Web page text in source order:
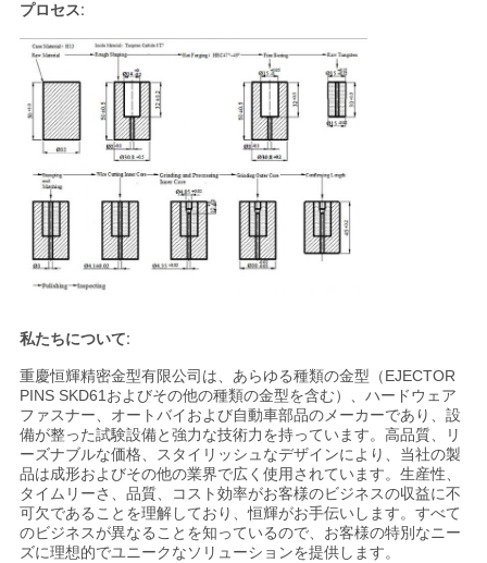
バ
シ
ー
リ
プロセス:
私たちについて:
重慶恒輝精密金型有限公司は、あらゆる種類の金型（EJECTOR
PINS SKD61およびその他の種類の金型を含む）、ハードウェア
ファスナー、オートバイおよび自動車部品のメーカーであり、設
備が整った試験設備と強力な技術力を持っています。高品質、リ
ーズナブルな価格、スタイリッシュなデザインにより、当社の製
品は成形およびその他の業界で広く使用されています。生産性、
タイムリーさ、品質、コスト効率がお客様のビジネスの収益に不
可欠であることを理解しており、恒輝がお手伝いします。すべて
のビジネスが異なることを知っているので、お客様の特別なニー
ズに理想的でユニークなソリューションを提供します。